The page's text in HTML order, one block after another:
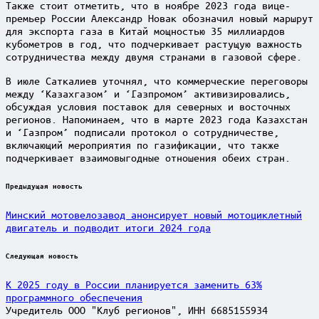
Также стоит отметить, что в ноябре 2023 года вице-
премьер России Александр Новак обозначил новый маршрут
для экспорта газа в Китай мощностью 35 миллиардов
кубометров в год, что подчеркивает растущую важность
сотрудничества между двумя странами в газовой сфере.
В июле Саткалиев уточнял, что коммерческие переговоры
между ‘Казахгазом’ и ‘Газпромом’ активизировались,
обсуждая условия поставок для северных и восточных
регионов. Напоминаем, что в марте 2023 года Казахстан
и ‘Газпром’ подписали протокол о сотрудничестве,
включающий мероприятия по газификации, что также
подчеркивает взаимовыгодные отношения обеих стран.
Post
Предыдущая новость
Минский мотовелозавод анонсирует новый мотоциклетный
двигатель и подводит итоги 2024 года
Следующая новость
К 2025 году в России планируется заменить 63%
программного обеспечения
Учредитель ООО "Клуб регионов", ИНН 6685155934